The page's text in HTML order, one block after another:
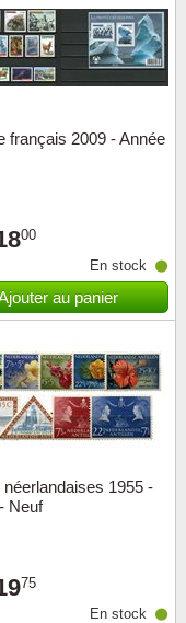
français 2009 - Année
00
En stock
au panier
néerlandaises 1955 -
Neuf
75
En stock